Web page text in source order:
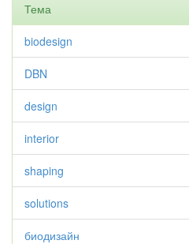
Тема
biodesign
DBN
design
interior
shaping
solutions
биодизайн